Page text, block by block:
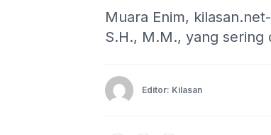
Muara Enim,
S.H., M.M., yang
Editor: Kilasan